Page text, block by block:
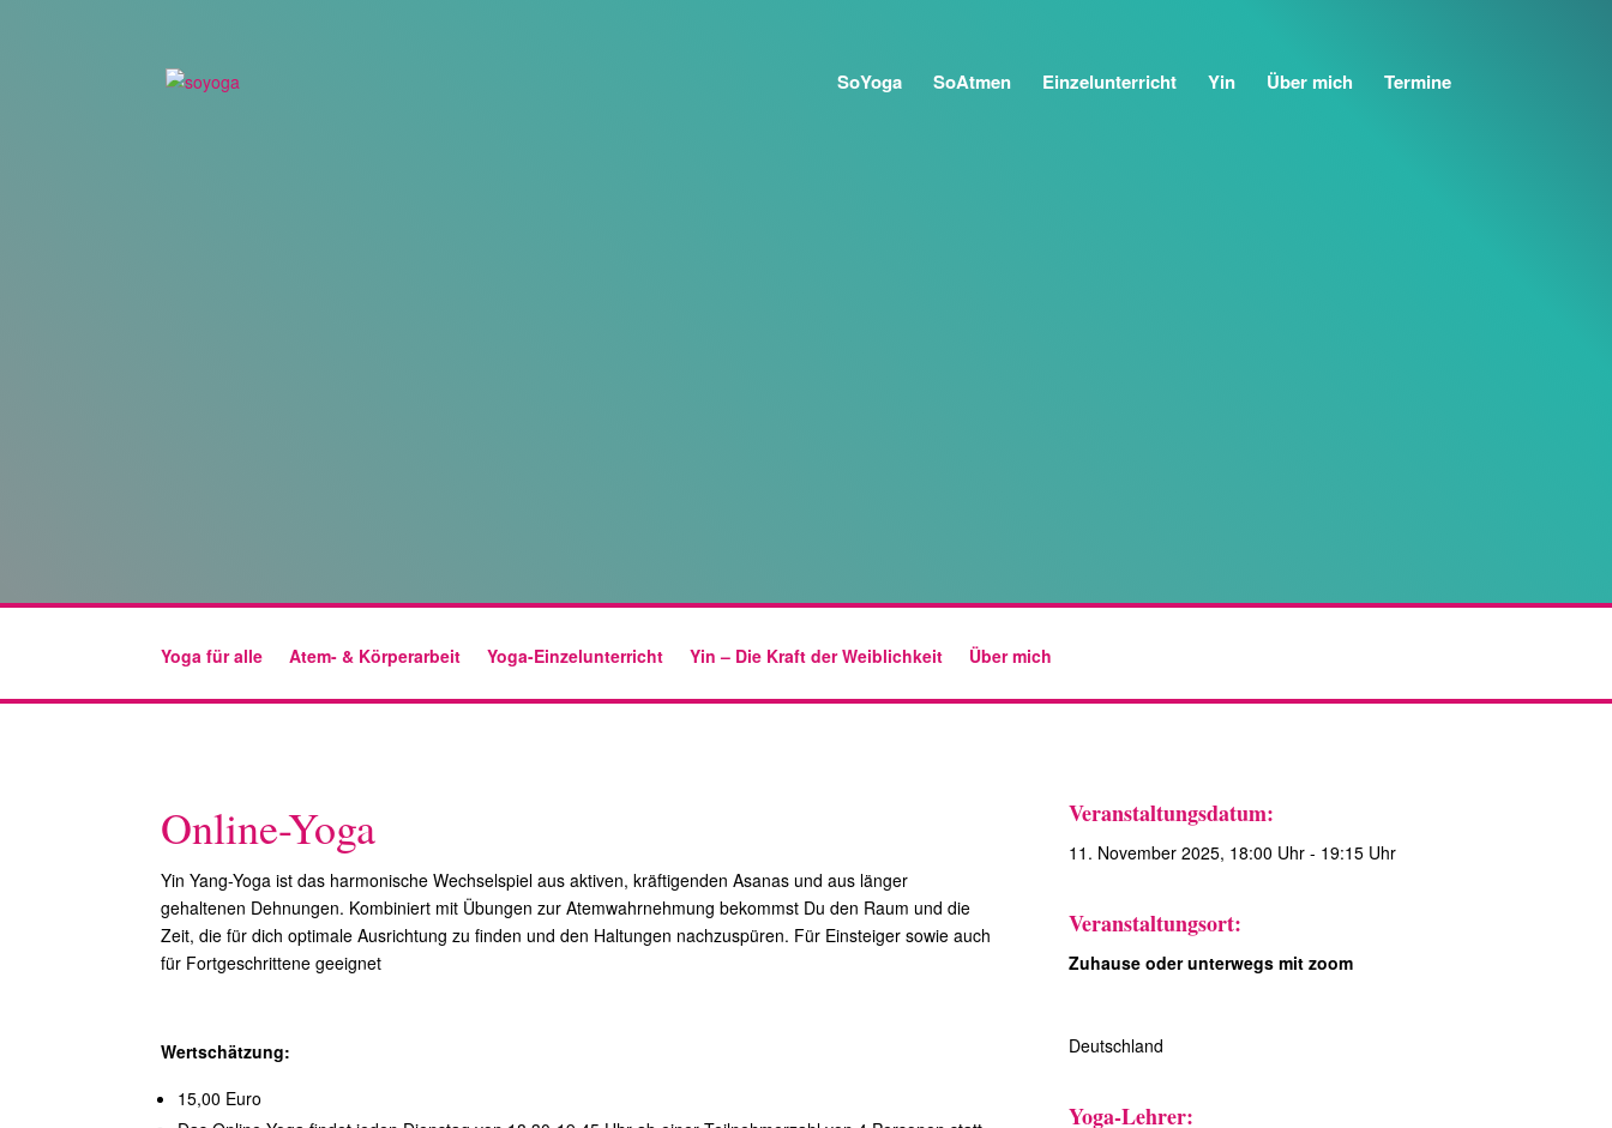
SoYoga SoAtmen Einzelunterricht Yin Über mich Termine
Yoga für alle Atem- & Körperarbeit Yoga-Einzelunterricht Yin – Die Kraft der Weiblichkeit Über mich
Online-Yoga
Yin Yang-Yoga ist das harmonische Wechselspiel aus aktiven, kräftigenden Asanas und aus länger
gehaltenen Dehnungen. Kombiniert mit Übungen zur Atemwahrnehmung bekommst Du den Raum und die
Zeit, die für dich optimale Ausrichtung zu finden und den Haltungen nachzuspüren. Für Einsteiger sowie auch
für Fortgeschrittene geeignet
Wertschätzung:
15,00 Euro
Veranstaltungsdatum:
11. November 2025, 18:00 Uhr - 19:15 Uhr
Veranstaltungsort:
Zuhause oder unterwegs mit zoom
Deutschland
Yoga-Lehrer: